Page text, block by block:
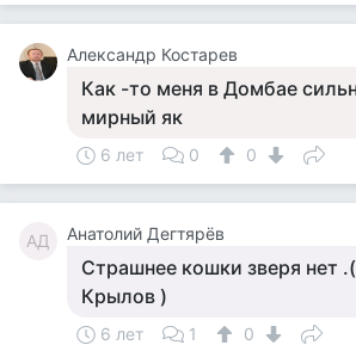
Александр Костарев
Как -то меня в Домбае
мирный як
6 лет 0 0
АД Анатолий Дегтярёв
Страшнее кошки зверя нет
Крылов )
6 лет 1 0